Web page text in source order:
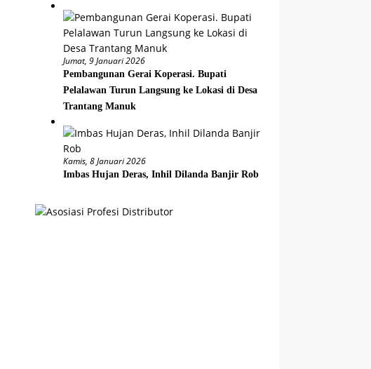
Jumat, 9 Januari 2026
Pembangunan Gerai Koperasi. Bupati
Pelalawan Turun Langsung ke Lokasi di Desa
Trantang Manuk
Kamis, 8 Januari 2026
Imbas Hujan Deras, Inhil Dilanda Banjir Rob